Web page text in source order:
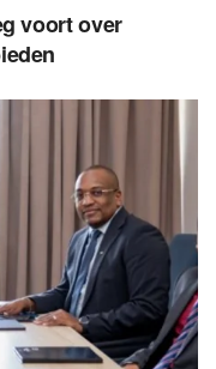
voort over